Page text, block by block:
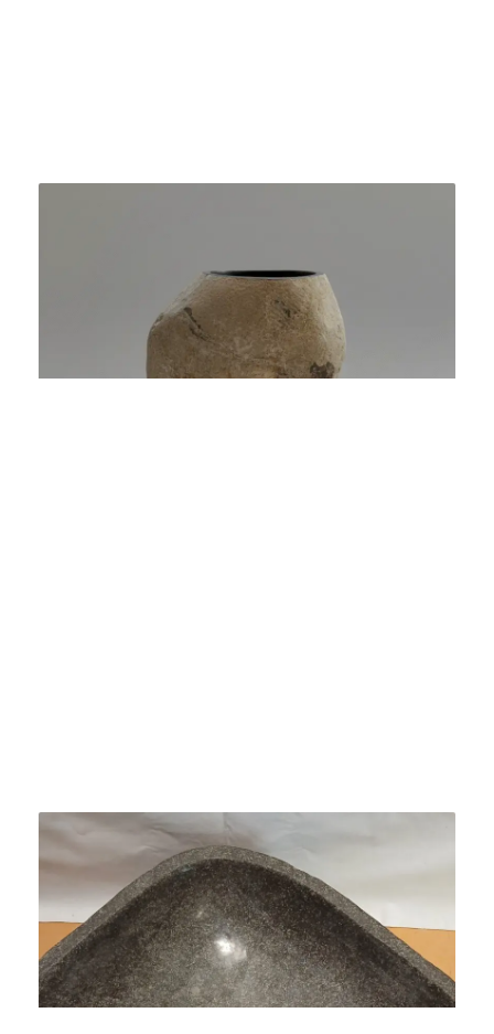
Agregar al carrito
Bacha Piedra De Río De Indonesia Grande 20GR
$ 426.000
Agregar al carrito